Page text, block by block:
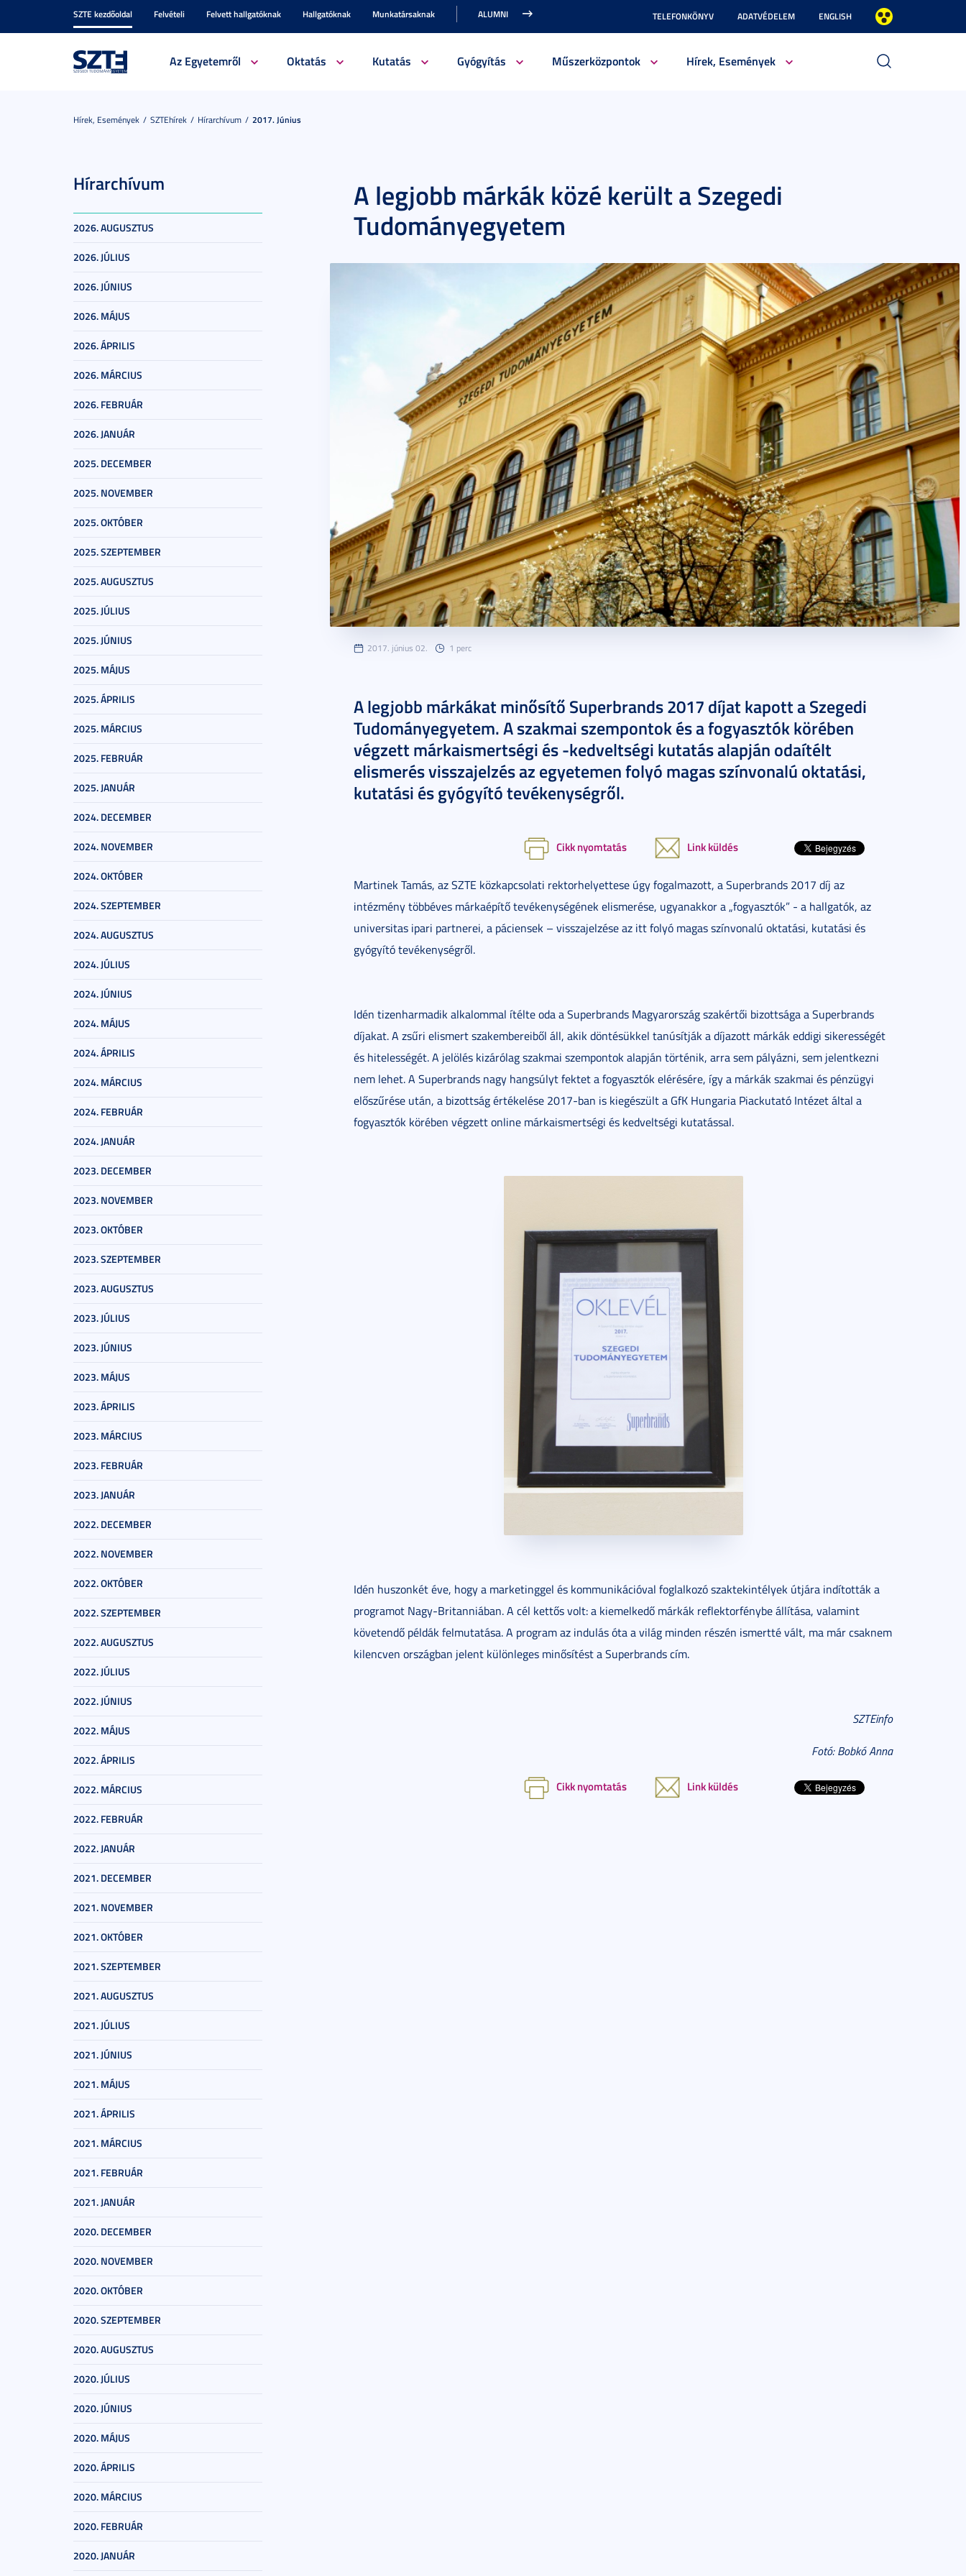
SZTE kezdőoldal Felvételi Felvett hallgatóknak Hallgatóknak Munkatársaknak ALUMNI TELEFONKÖNYV ADATVÉDELEM ENGLISH
Az Egyetemről Oktatás Kutatás Gyógyítás Műszerközpontok Hírek, Események
Hírek, Események SZTEhírek Hírarchívum 2017. Június
Hírarchívum
2026. AUGUSZTUS
2026. JÚLIUS
2026. JÚNIUS
2026. MÁJUS
2026. ÁPRILIS
2026. MÁRCIUS
2026. FEBRUÁR
2026. JANUÁR
2025. DECEMBER
2025. NOVEMBER
2025. OKTÓBER
2025. SZEPTEMBER
2025. AUGUSZTUS
2025. JÚLIUS
2025. JÚNIUS
2025. MÁJUS
2025. ÁPRILIS
2025. MÁRCIUS
2025. FEBRUÁR
2025. JANUÁR
2024. DECEMBER
2024. NOVEMBER
2024. OKTÓBER
2024. SZEPTEMBER
2024. AUGUSZTUS
2024. JÚLIUS
2024. JÚNIUS
2024. MÁJUS
2024. ÁPRILIS
2024. MÁRCIUS
2024. FEBRUÁR
2024. JANUÁR
2023. DECEMBER
2023. NOVEMBER
2023. OKTÓBER
2023. SZEPTEMBER
2023. AUGUSZTUS
2023. JÚLIUS
2023. JÚNIUS
2023. MÁJUS
2023. ÁPRILIS
2023. MÁRCIUS
2023. FEBRUÁR
2023. JANUÁR
2022. DECEMBER
2022. NOVEMBER
2022. OKTÓBER
2022. SZEPTEMBER
2022. AUGUSZTUS
2022. JÚLIUS
2022. JÚNIUS
2022. MÁJUS
2022. ÁPRILIS
2022. MÁRCIUS
2022. FEBRUÁR
2022. JANUÁR
2021. DECEMBER
2021. NOVEMBER
2021. OKTÓBER
2021. SZEPTEMBER
2021. AUGUSZTUS
2021. JÚLIUS
2021. JÚNIUS
2021. MÁJUS
2021. ÁPRILIS
2021. MÁRCIUS
2021. FEBRUÁR
2021. JANUÁR
2020. DECEMBER
2020. NOVEMBER
2020. OKTÓBER
2020. SZEPTEMBER
2020. AUGUSZTUS
2020. JÚLIUS
2020. JÚNIUS
2020. MÁJUS
2020. ÁPRILIS
2020. MÁRCIUS
2020. FEBRUÁR
2020. JANUÁR
A legjobb márkák közé került a Szegedi
Tudományegyetem
2017. június 02. 1 perc
A legjobb márkákat minősítő Superbrands 2017 díjat kapott a Szegedi
Tudományegyetem. A szakmai szempontok és a fogyasztók körében
végzett márkaismertségi és -kedveltségi kutatás alapján odaítélt
elismerés visszajelzés az egyetemen folyó magas színvonalú oktatási,
kutatási és gyógyító tevékenységről.
Cikk nyomtatás Link küldés
Martinek Tamás, az SZTE közkapcsolati rektorhelyettese úgy fogalmazott, a Superbrands 2017 díj az
intézmény többéves márkaépítő tevékenységének elismerése, ugyanakkor a „fogyasztók” - a hallgatók, az
universitas ipari partnerei, a páciensek – visszajelzése az itt folyó magas színvonalú oktatási, kutatási és
gyógyító tevékenységről.
Idén tizenharmadik alkalommal ítélte oda a Superbrands Magyarország szakértői bizottsága a Superbrands
díjakat. A zsűri elismert szakembereiből áll, akik döntésükkel tanúsítják a díjazott márkák eddigi sikerességét
és hitelességét. A jelölés kizárólag szakmai szempontok alapján történik, arra sem pályázni, sem jelentkezni
nem lehet. A Superbrands nagy hangsúlyt fektet a fogyasztók elérésére, így a márkák szakmai és pénzügyi
előszűrése után, a bizottság értékelése 2017-ban is kiegészült a GfK Hungaria Piackutató Intézet által a
fogyasztók körében végzett online márkaismertségi és kedveltségi kutatással.
Idén huszonkét éve, hogy a marketinggel és kommunikációval foglalkozó szaktekintélyek útjára indították a
programot Nagy-Britanniában. A cél kettős volt: a kiemelkedő márkák reflektorfénybe állítása, valamint
követendő példák felmutatása. A program az indulás óta a világ minden részén ismertté vált, ma már csaknem
kilencven országban jelent különleges minősítést a Superbrands cím.
SZTEinfo
Fotó: Bobkó Anna
Cikk nyomtatás Link küldés